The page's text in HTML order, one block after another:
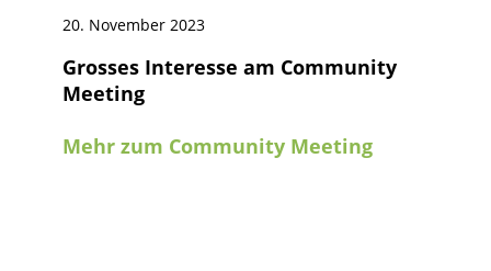
20. November 2023
Grosses Interesse am Community
Meeting
Mehr zum Community Meeting